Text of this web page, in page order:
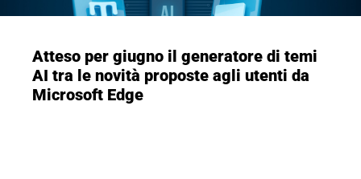
Atteso per giugno il generatore di temi
AI tra le novità proposte agli utenti da
Microsoft Edge